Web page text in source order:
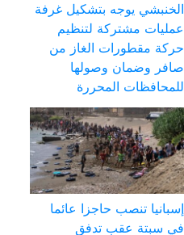
الخنبشي يوجه بتشكيل غرفة
عمليات مشتركة لتنظيم
حركة مقطورات الغاز من
صافر وضمان وصولها
للمحافظات المحررة
إسبانيا تنصب حاجزا عائما
في سبتة عقب تدفق